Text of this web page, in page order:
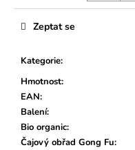
Kategorie:
Hmotnost:
EAN:
Balení:
Bio organic:
Čajový obřad Gong Fu:
Zeptat se